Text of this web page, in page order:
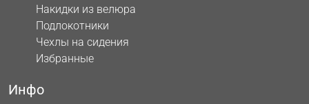
Накидки из велюра
Подлокотники
Чехлы на сидения
Избранные
Инфо